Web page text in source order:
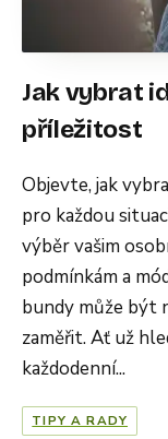
Jak vybrat
příležitost
Objevte, jak
pro každou
výběr vašim
podmínkám a
bundy může být
zaměřit. Ať už
každodenní...
TIPY A RADY